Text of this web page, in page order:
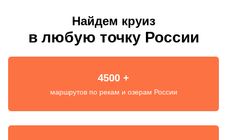
Найдем круиз
в любую точку России
4500 +
маршрутов по рекам и озерам России